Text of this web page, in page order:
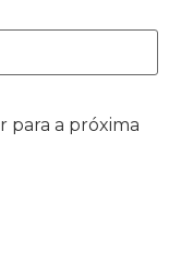
para a próxima